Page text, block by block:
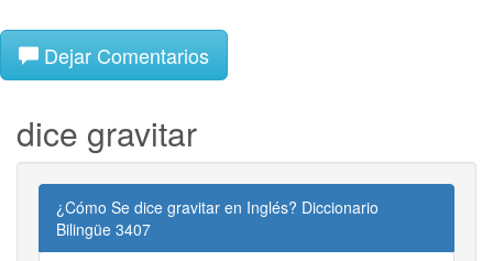
Dejar Comentarios
dice gravitar
¿Cómo Se dice gravitar en Inglés? Diccionario
Bilingüe 3407